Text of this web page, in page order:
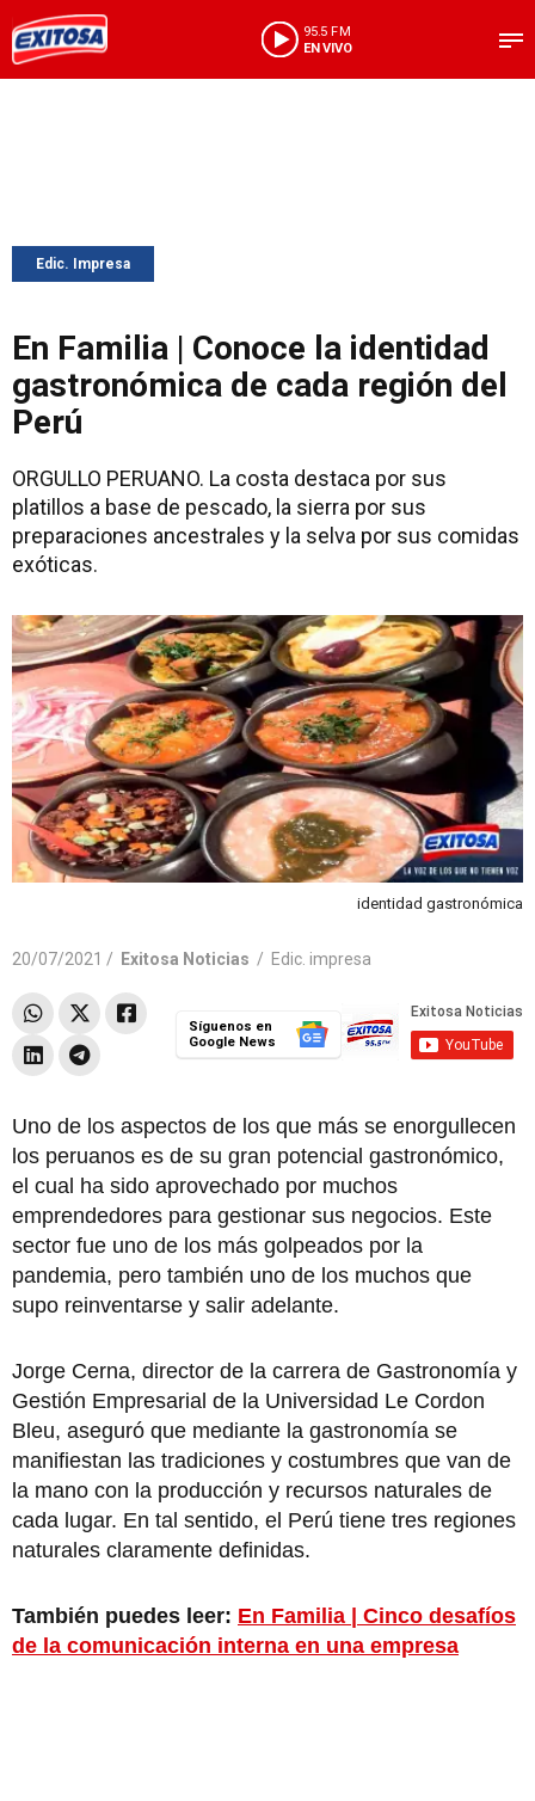
95.5 FM
EN VIVO
Edic. Impresa
En Familia | Conoce la identidad
gastronómica de cada región del
Perú
ORGULLO PERUANO. La costa destaca por sus
platillos a base de pescado, la sierra por sus
preparaciones ancestrales y la selva por sus comidas
exóticas.
identidad gastronómica
20/07/2021 / Exitosa Noticias / Edic. impresa
Síguenos en
Google News
Uno de los aspectos de los que más se enorgullecen
los peruanos es de su gran potencial gastronómico,
el cual ha sido aprovechado por muchos
emprendedores para gestionar sus negocios. Este
sector fue uno de los más golpeados por la
pandemia, pero también uno de los muchos que
supo reinventarse y salir adelante.
Jorge Cerna, director de la carrera de Gastronomía y
Gestión Empresarial de la Universidad Le Cordon
Bleu, aseguró que mediante la gastronomía se
manifiestan las tradiciones y costumbres que van de
la mano con la producción y recursos naturales de
cada lugar. En tal sentido, el Perú tiene tres regiones
naturales claramente definidas.
También puedes leer: En Familia | Cinco desafíos
de la comunicación interna en una empresa